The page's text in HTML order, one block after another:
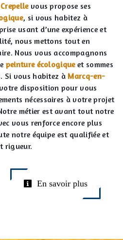
vous propose ses
, si vous habitez à
usant d’une expérience et
nous mettons tout en
Nous vous accompagnons
peinture écologiqueet sommes
Si vous habitez à Marcq-en-
disposition pour vous
nécessaires à votre projet
métier est avant tout notre
vous renforce encore plus
notre équipe est qualifiée et
rigueur.
En savoir plus